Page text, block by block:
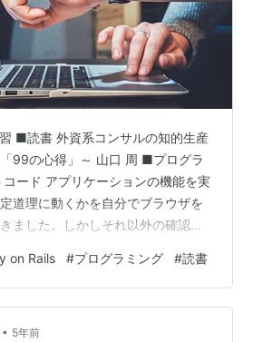
■読書 外資系コンサルの知的生産
99の心得」～ 山口 周 ■プログラ
ード アプリケーションの機能を実
道理に動くかを自分でブラウザを
ました。しかしそれ以外の確認方
行し、自動で確認する「テストコ
です。 ◎Rspec RspecはRuby on
書くために用いられるGemです。
書く必要があるのか。ブラウザで
on Rails #プログラミング #読書
• 5年前